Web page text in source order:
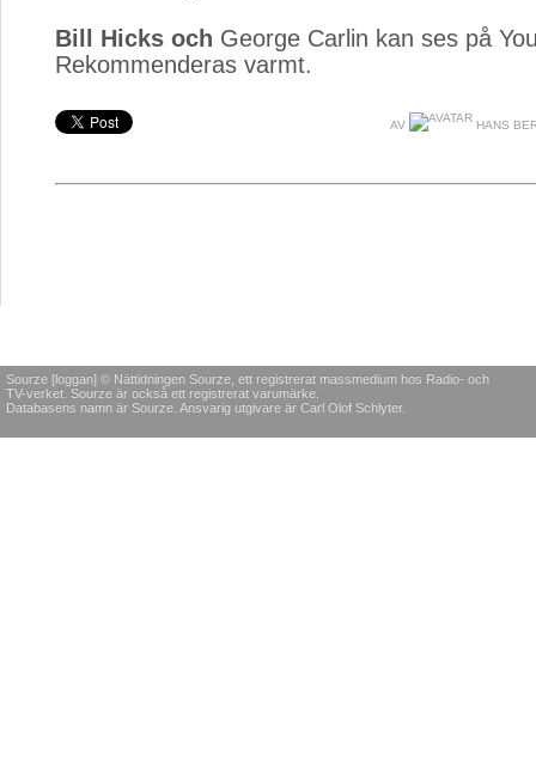
Bill Hicks och George Carlin kan ses på
Rekommenderas varmt.
AV HANS
Sourze [loggan] © Nättidningen Sourze, ett registrerat massmedium hos Radio- och
TV-verket. Sourze är också ett registrerat varumärke.
Databasens namn är Sourze. Ansvarig utgivare är Carl Olof Schlyter.